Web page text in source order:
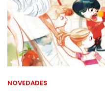
NOVEDADES